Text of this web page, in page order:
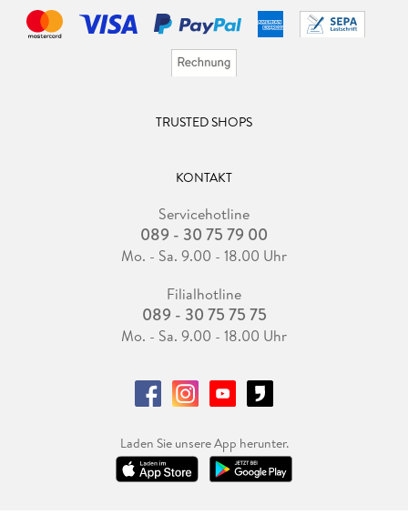
TRUSTED SHOPS
KONTAKT
Servicehotline
089 - 30 75 79 00
Mo. - Sa. 9.00 - 18.00 Uhr
Filialhotline
089 - 30 75 75 75
Mo. - Sa. 9.00 - 18.00 Uhr
Laden Sie unsere App herunter.